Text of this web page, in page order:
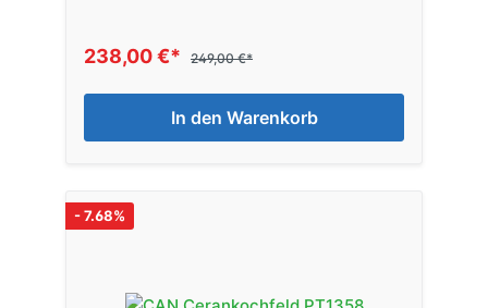
238,00 €* 249,00 €*
In den Warenkorb
- 7.68%